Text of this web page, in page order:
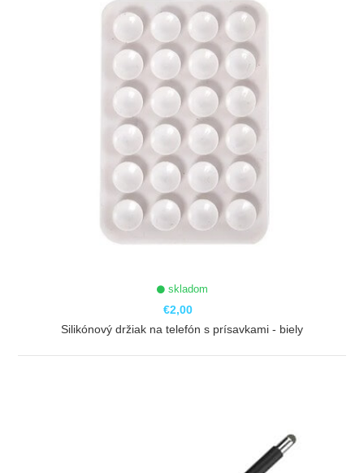
skladom
€2,00
Silikónový držiak na telefón s prísavkami - biely